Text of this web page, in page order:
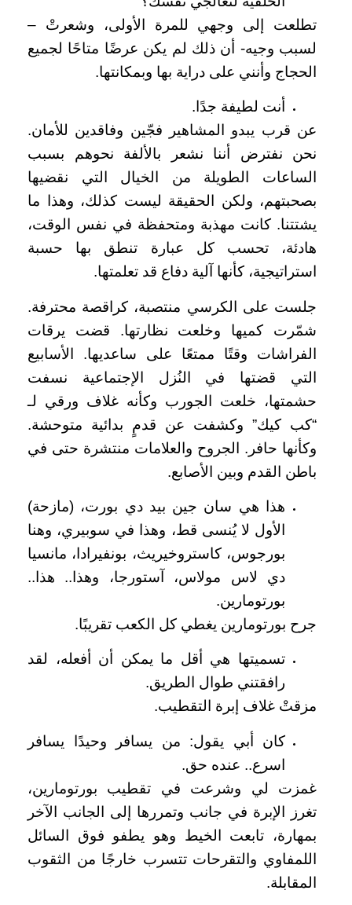
تطلعت إلى وجهي للمرة الأولى، وشعرتْ –
لسبب وجيه- أن ذلك لم يكن عرضًا متاحًا لجميع
الحجاج وأنني على دراية بها وبمكانتها.
أنت لطيفة جدًا.
عن قرب يبدو المشاهير فجّين وفاقدين للأمان.
نحن نفترض أننا نشعر بالألفة نحوهم بسبب
الساعات الطويلة من الخيال التي نقضيها
بصحبتهم، ولكن الحقيقة ليست كذلك، وهذا ما
يشتتنا. كانت مهذبة ومتحفظة في نفس الوقت،
هادئة، تحسب كل عبارة تنطق بها حسبة
استراتيجية، كأنها آلية دفاع قد تعلمتها.
جلست على الكرسي منتصبة، كراقصة محترفة.
شمّرت كميها وخلعت نظارتها. قضت يرقات
الفراشات وقتًا ممتعًا على ساعديها. الأسابيع
التي قضتها في النُزل الإجتماعية نسفت
حشمتها، خلعت الجورب وكأنه غلاف ورقي لـ
“كب كيك” وكشفت عن قدمٍ بدائية متوحشة.
وكأنها حافر. الجروح والعلامات منتشرة حتى في
باطن القدم وبين الأصابع.
هذا هي سان جين بيد دي بورت، (مازحة)
الأول لا يُنسى قط، وهذا في سوبيري، وهنا
بورجوس، كاستروخيريث، بونفيرادا، مانسيا
دي لاس مولاس، آستورجا، وهذا.. هذا..
بورتومارين.
جرح بورتومارين يغطي كل الكعب تقريبًا.
تسميتها هي أقل ما يمكن أن أفعله، لقد
رافقتني طوال الطريق.
مزقتْ غلاف إبرة التقطيب.
كان أبي يقول: من يسافر وحيدًا يسافر
اسرع.. عنده حق.
غمزت لي وشرعت في تقطيب بورتومارين،
تغرز الإبرة في جانب وتمررها إلى الجانب الآخر
بمهارة، تابعت الخيط وهو يطفو فوق السائل
اللمفاوي والتقرحات تتسرب خارجًا من الثقوب
المقابلة.